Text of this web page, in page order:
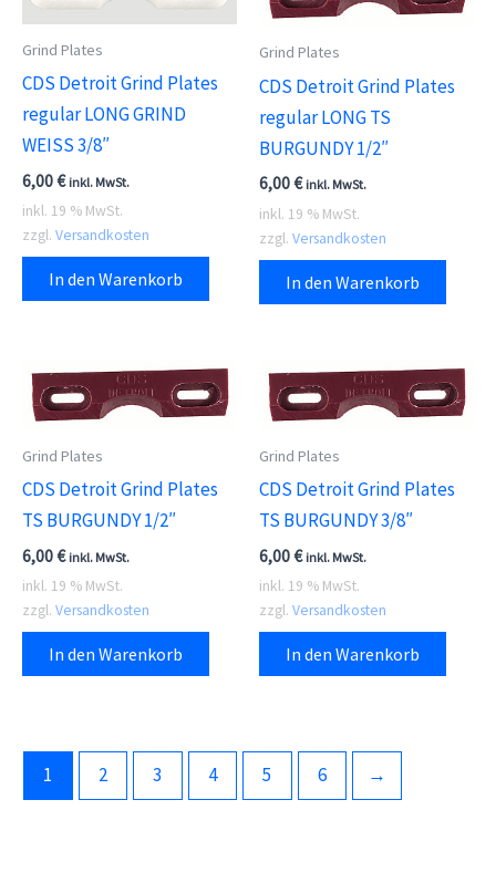
Grind Plates
CDS Detroit Grind Plates
regular LONG GRIND
WEISS 3/8″
6,00€ inkl. MwSt.
inkl. 19 % MwSt.
zzgl. Versandkosten
In den Warenkorb
Grind Plates
CDS Detroit Grind Plates
regular LONG TS
BURGUNDY 1/2″
6,00€ inkl. MwSt.
inkl. 19 % MwSt.
zzgl. Versandkosten
In den Warenkorb
Grind Plates
CDS Detroit Grind Plates
TS BURGUNDY 1/2″
6,00€ inkl. MwSt.
inkl. 19 % MwSt.
zzgl. Versandkosten
In den Warenkorb
Grind Plates
CDS Detroit Grind Plates
TS BURGUNDY 3/8″
6,00€ inkl. MwSt.
inkl. 19 % MwSt.
zzgl. Versandkosten
In den Warenkorb
1 2 3 4 5 6 →